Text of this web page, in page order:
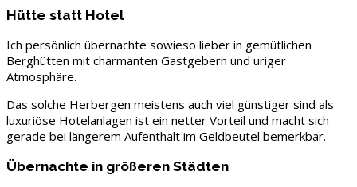
Hütte statt Hotel
Ich persönlich übernachte sowieso lieber in gemütlichen
Berghütten mit charmanten Gastgebern und uriger
Atmosphäre.
Das solche Herbergen meistens auch viel günstiger sind als
luxuriöse Hotelanlagen ist ein netter Vorteil und macht sich
gerade bei längerem Aufenthalt im Geldbeutel bemerkbar.
Übernachte in größeren Städten